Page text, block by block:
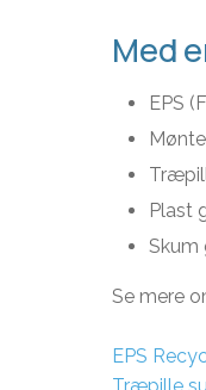
Med
EPS
Plast
Skum
Se mere
EPS